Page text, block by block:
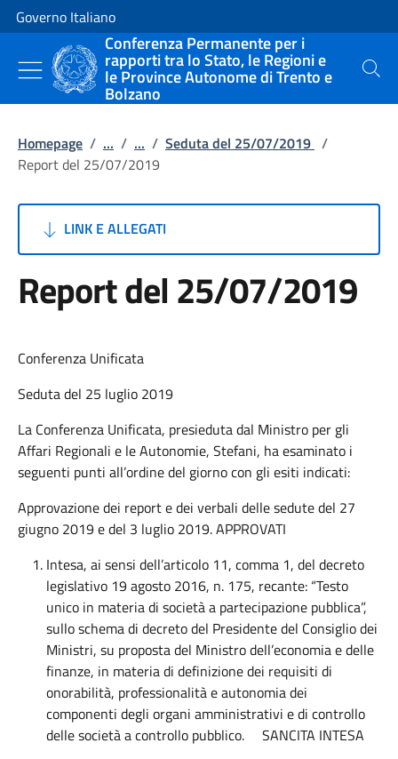
Vai al contenuto
Vai alla navigazione del sito
Governo Italiano
Conferenza Permanente per i
rapporti tra lo Stato, le Regioni e
le Province Autonome di Trento e
Bolzano
Cerca
Homepage / ... / ... / Seduta del 25/07/2019 /
Report del 25/07/2019
LINK E ALLEGATI
Report del 25/07/2019
Conferenza Unificata
Seduta del 25 luglio 2019
La Conferenza Unificata, presieduta dal Ministro per gli
Affari Regionali e le Autonomie, Stefani, ha esaminato i
seguenti punti all’ordine del giorno con gli esiti indicati:
Approvazione dei report e dei verbali delle sedute del 27
giugno 2019 e del 3 luglio 2019. APPROVATI
Intesa, ai sensi dell’articolo 11, comma 1, del decreto
legislativo 19 agosto 2016, n. 175, recante: “Testo
unico in materia di società a partecipazione pubblica”,
sullo schema di decreto del Presidente del Consiglio dei
Ministri, su proposta del Ministro dell’economia e delle
finanze, in materia di definizione dei requisiti di
onorabilità, professionalità e autonomia dei
componenti degli organi amministrativi e di controllo
delle società a controllo pubblico. SANCITA INTESA